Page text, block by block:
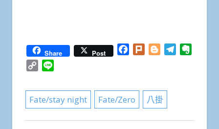
Share Post Facebook
Plurk BloggerTelegram
Copy
Fate/stay night Fate/Zero 八掛